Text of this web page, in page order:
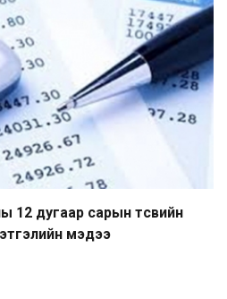
12 дугаар сарын төсвийн
мэдээ